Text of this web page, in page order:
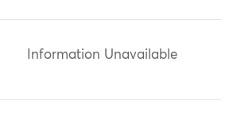
Information Unavailable